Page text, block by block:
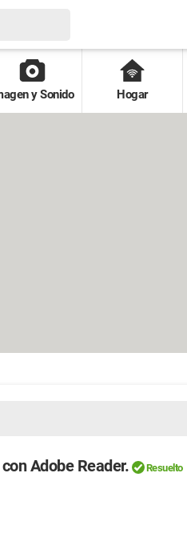
y Sonido Hogar
Adobe Reader. Resuelto